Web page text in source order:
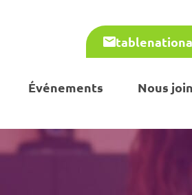
Événements Nous